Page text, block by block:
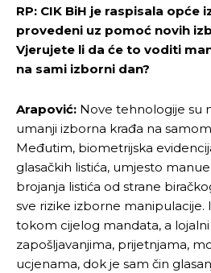
RP: CIK BiH je raspisala opće
provedeni uz pomoć novih
Vjerujete li da će to voditi
na sami izborni dan?
Arapović: Nove tehnologije su
umanji izborna krađa na
Međutim, biometrijska
glasačkih listića, umjesto
brojanja listića od strane
sve rizike izborne manipulacije.
tokom cijelog mandata, a lojalni
zapošljavanjima, prijetnjama,
ucjenama, dok je sam čin